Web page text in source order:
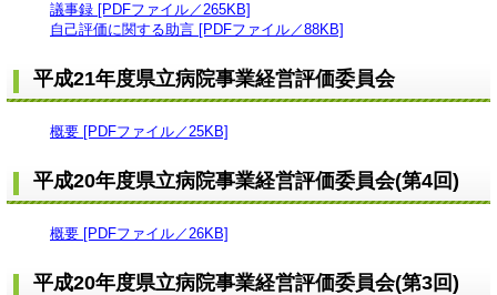
議事録 [PDFファイル／265KB]
自己評価に関する助言 [PDFファイル／88KB]
平成21年度県立病院事業経営評価委員会
概要 [PDFファイル／25KB]
平成20年度県立病院事業経営評価委員会(第4回)
概要 [PDFファイル／26KB]
平成20年度県立病院事業経営評価委員会(第3回)